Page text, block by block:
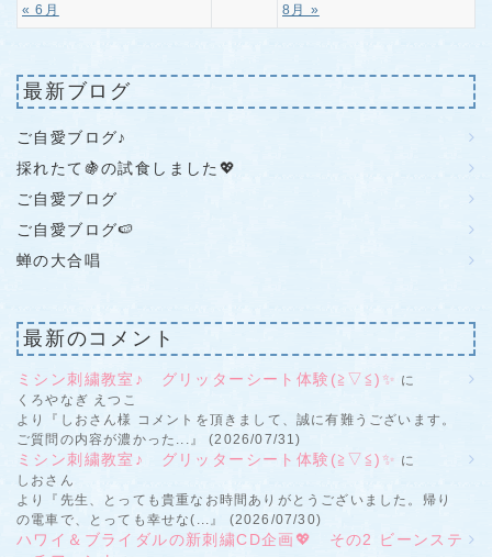
« 6月 8月 »
最新ブログ
ご自愛ブログ♪
採れたて🍇の試食しました💖
ご自愛ブログ
ご自愛ブログ🍉
蝉の大合唱
最新のコメント
ミシン刺繍教室♪ グリッターシート体験(≧▽≦)✨ に
くろやなぎ えつこ
より『しおさん様 コメントを頂きまして、誠に有難うございます。
ご質問の内容が濃かった...』 (2026/07/31)
ミシン刺繍教室♪ グリッターシート体験(≧▽≦)✨ に
しおさん
より『先生、とっても貴重なお時間ありがとうございました。帰り
の電車で、とっても幸せな(...』 (2026/07/30)
ハワイ＆ブライダルの新刺繍CD企画💖 その2 ビーンステ